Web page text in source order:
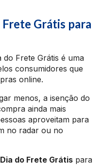
Grátis para
do Frete Grátis é uma
consumidores que
online.
menos, a isenção do
ainda mais
aproveitam para
no radar ou no
Dia do Frete Grátis para